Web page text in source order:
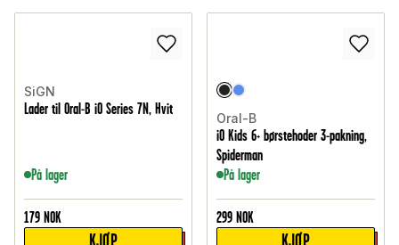
SiGN
Lader til Oral-B iO Series 7N, Hvit
På lager
179 NOK
Oral-B
iO Kids 6+ børstehoder 3-pakning,
Spiderman
På lager
299 NOK